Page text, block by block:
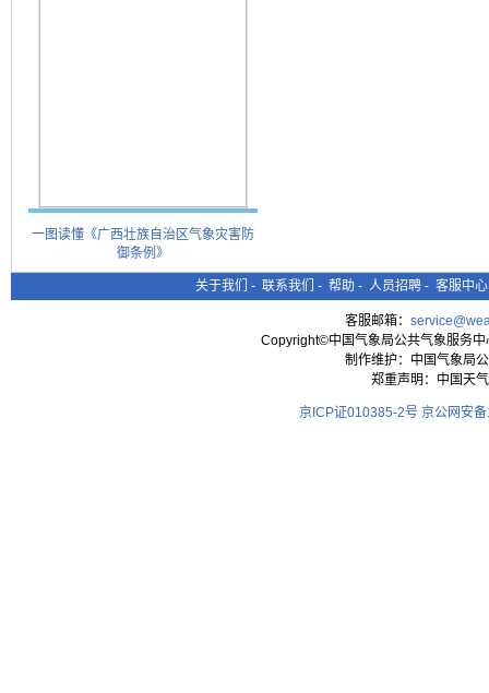
一图读懂《广西壮族自治区气象灾害防
御条例》
关于我们 - 联系我们 - 帮助 - 人员招聘 - 客服中心
客服邮箱：
Copyright©中国气象局公共气象服务
制作维护：中国气象局
郑重声明：中国天
京ICP证010385-2号 京公网安